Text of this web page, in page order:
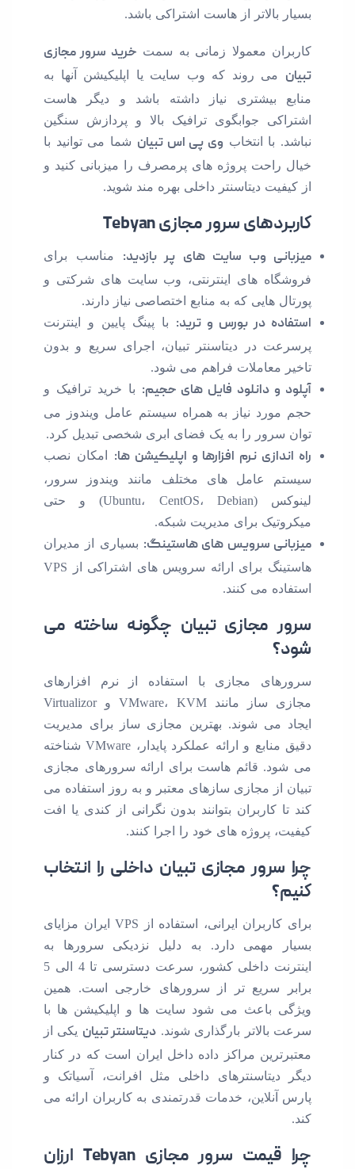
بسیار بالاتر از هاست اشتراکی باشد.
کاربران معمولا زمانی به سمت خرید سرور مجازی
تبیان می روند که وب سایت یا اپلیکیشن آنها به
منابع بیشتری نیاز داشته باشد و دیگر هاست
اشتراکی جوابگوی ترافیک بالا و پردازش سنگین
نباشد. با انتخاب وی پی اس تبیان شما می توانید با
خیال راحت پروژه های پرمصرف را میزبانی کنید و
از کیفیت دیتاسنتر داخلی بهره مند شوید.
کاربردهای سرور مجازی Tebyan
میزبانی وب سایت های پر بازدید: مناسب برای
فروشگاه های اینترنتی، وب سایت های شرکتی و
پورتال هایی که به منابع اختصاصی نیاز دارند.
استفاده در بورس و ترید: با پینگ پایین و اینترنت
پرسرعت در دیتاسنتر تبیان، اجرای سریع و بدون
تاخیر معاملات فراهم می شود.
آپلود و دانلود فایل های حجیم: با خرید ترافیک و
حجم مورد نیاز به همراه سیستم عامل ویندوز می
توان سرور را به یک فضای ابری شخصی تبدیل کرد.
راه اندازی نرم افزارها و اپلیکیشن ها: امکان نصب
سیستم عامل های مختلف مانند ویندوز سرور،
لینوکس (Ubuntu، CentOS، Debian) و حتی
میکروتیک برای مدیریت شبکه.
میزبانی سرویس های هاستینگ: بسیاری از مدیران
هاستینگ برای ارائه سرویس های اشتراکی از VPS
استفاده می کنند.
سرور مجازی تبیان چگونه ساخته می
شود؟
سرورهای مجازی با استفاده از نرم افزارهای
مجازی ساز مانند VMware، KVM و Virtualizor
ایجاد می شوند. بهترین مجازی ساز برای مدیریت
دقیق منابع و ارائه عملکرد پایدار، VMware شناخته
می شود. قائم هاست برای ارائه سرورهای مجازی
تبیان از مجازی سازهای معتبر و به روز استفاده می
کند تا کاربران بتوانند بدون نگرانی از کندی یا افت
کیفیت، پروژه های خود را اجرا کنند.
چرا سرور مجازی تبیان داخلی را انتخاب
کنیم؟
برای کاربران ایرانی، استفاده از VPS ایران مزایای
بسیار مهمی دارد. به دلیل نزدیکی سرورها به
اینترنت داخلی کشور، سرعت دسترسی تا 4 الی 5
برابر سریع تر از سرورهای خارجی است. همین
ویژگی باعث می شود سایت ها و اپلیکیشن ها با
سرعت بالاتر بارگذاری شوند. دیتاسنتر تبیان یکی از
معتبرترین مراکز داده داخل ایران است که در کنار
دیگر دیتاسنترهای داخلی مثل افرانت، آسیاتک و
پارس آنلاین، خدمات قدرتمندی به کاربران ارائه می
کند.
چرا قیمت سرور مجازی Tebyan ارزان